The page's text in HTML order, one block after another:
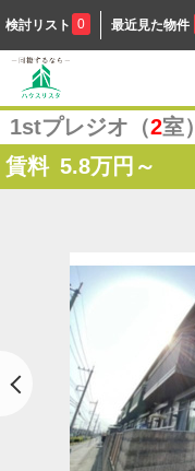
検討リスト 0 最近見た物件
1stプレジオ（2室）
賃料 5.8万円～